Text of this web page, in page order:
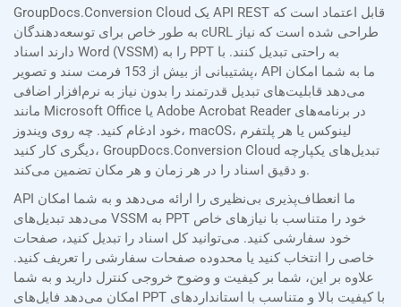
GroupDocs.Conversion Cloud یک API REST قابل اعتماد است که
به طور خاص برای توسعه‌دهندگان cURL طراحی شده است که نیاز
دارند اسناد Word (VSSM) را به PPT به راحتی تبدیل کنند. با
پشتیبانی از بیش از 153 فرمت سند و تصویر، API ما به شما امکان
می‌دهد قابلیت‌های تبدیل قدرتمند را بدون نیاز به نرم‌افزار اضافی
مانند Microsoft Office یا Adobe Acrobat Reader در برنامه‌های
خود ادغام کنید. چه روی ویندوز، macOS، لینوکس یا هر پلتفرم
دیگری کار کنید، GroupDocs.Conversion Cloud تبدیل‌های یکپارچه
و دقیق اسناد را در هر زمان و هر مکان تضمین می‌کند.
API ما انعطاف‌پذیری بی‌نظیری را ارائه می‌دهد و به شما امکان
می‌دهد تبدیل‌های VSSM به PPT خود را متناسب با نیازهای خاص
خود سفارشی کنید. می‌توانید کل اسناد را تبدیل کنید، صفحات
خاصی را انتخاب کنید یا محدوده صفحات سفارشی را تعریف کنید.
علاوه بر این، شما بر کیفیت و وضوح خروجی کنترل دارید و به شما
امکان می‌دهد فایل‌های PPT با کیفیت بالا و متناسب با استانداردهای